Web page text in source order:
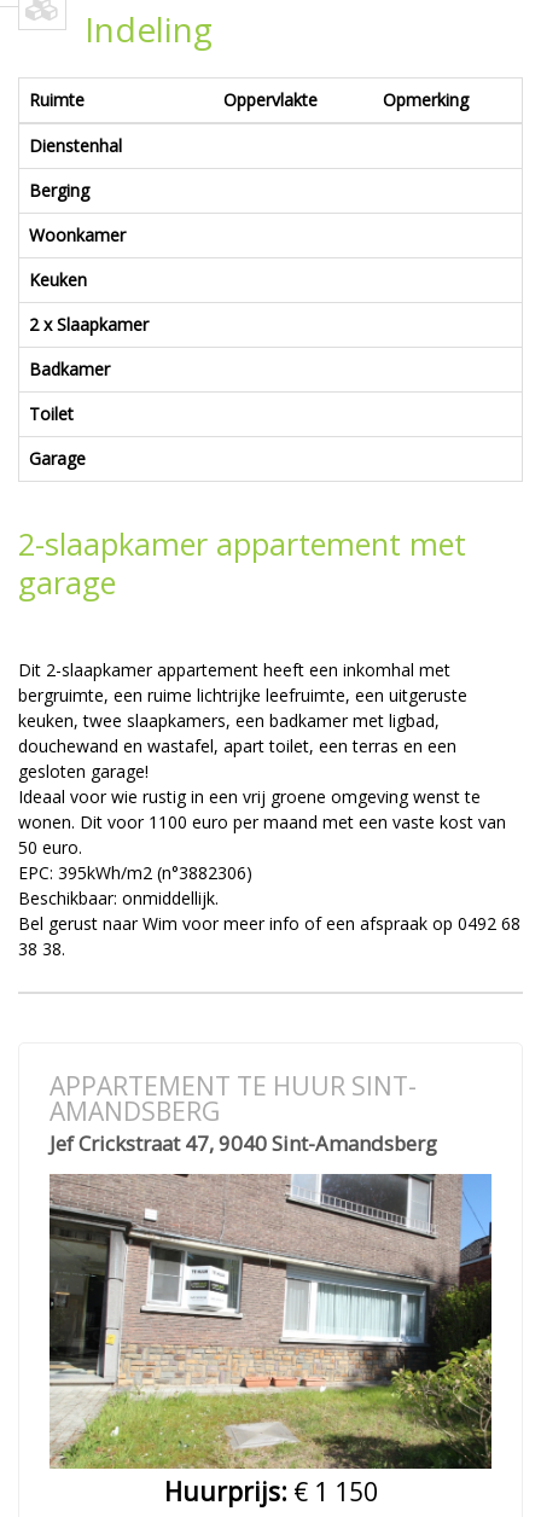
Indeling
Ruimte Oppervlakte
Opmerking
Dienstenhal
Berging
Woonkamer
Keuken
2 x Slaapkamer
Badkamer
Toilet
Garage
2-slaapkamer appartement met
garage
Dit 2-slaapkamer appartement heeft een inkomhal met
bergruimte, een ruime lichtrijke leefruimte, een uitgeruste
keuken, twee slaapkamers, een badkamer met ligbad,
douchewand en wastafel, apart toilet, een terras en een
gesloten garage!
Ideaal voor wie rustig in een vrij groene omgeving wenst te
wonen. Dit voor 1100 euro per maand met een vaste kost van
50 euro.
EPC: 395kWh/m2 (n°3882306)
Beschikbaar: onmiddellijk.
Bel gerust naar Wim voor meer info of een afspraak op 0492 68
38 38.
APPARTEMENT TE HUUR SINT-
AMANDSBERG
Jef Crickstraat 47, 9040 Sint-Amandsberg
Huurprijs: € 1 150